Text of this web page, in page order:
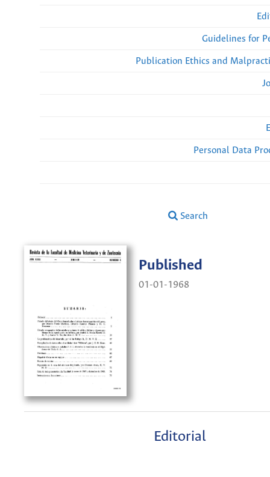
Guidelines for
Publication Ethics and
Personal Data
Search
Published
01-01-1968
Editorial